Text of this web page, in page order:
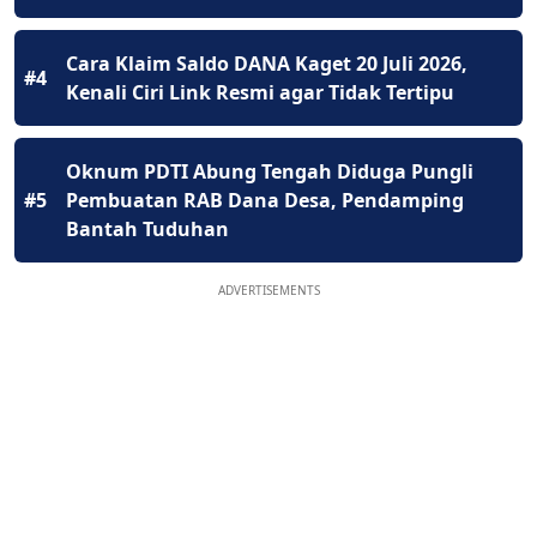
#4
Cara Klaim Saldo DANA Kaget 20 Juli 2026,
Kenali Ciri Link Resmi agar Tidak Tertipu
#5
Oknum PDTI Abung Tengah Diduga Pungli
Pembuatan RAB Dana Desa, Pendamping
Bantah Tuduhan
ADVERTISEMENTS